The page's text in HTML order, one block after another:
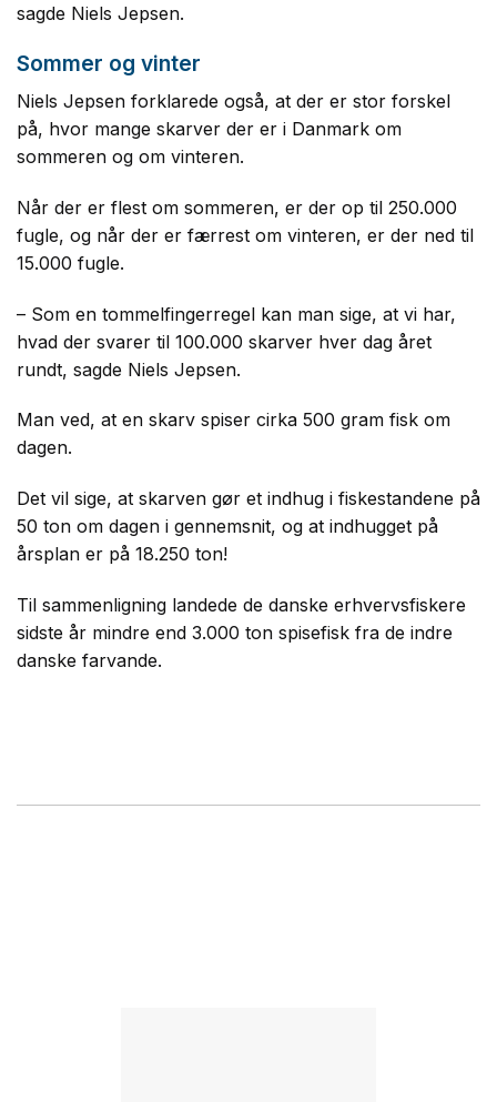
sagde Niels Jepsen.
Sommer og vinter
Niels Jepsen forklarede også, at der er stor forskel
på, hvor mange skarver der er i Danmark om
sommeren og om vinteren.
Når der er flest om sommeren, er der op til 250.000
fugle, og når der er færrest om vinteren, er der ned til
15.000 fugle.
– Som en tommelfingerregel kan man sige, at vi har,
hvad der svarer til 100.000 skarver hver dag året
rundt, sagde Niels Jepsen.
Man ved, at en skarv spiser cirka 500 gram fisk om
dagen.
Det vil sige, at skarven gør et indhug i fiskestandene på
50 ton om dagen i gennemsnit, og at indhugget på
årsplan er på 18.250 ton!
Til sammenligning landede de danske erhvervsfiskere
sidste år mindre end 3.000 ton spisefisk fra de indre
danske farvande.